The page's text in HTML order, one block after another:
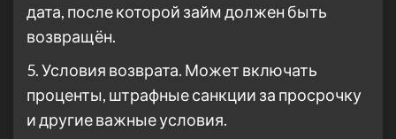
дата, после которой займ должен быть
возвращён.
5. Условия возврата. Может включать
проценты, штрафные санкции за просрочку
и другие важные условия.